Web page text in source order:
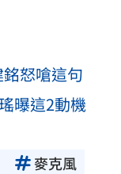
怒嗆這句
曝這2動機
麥克風